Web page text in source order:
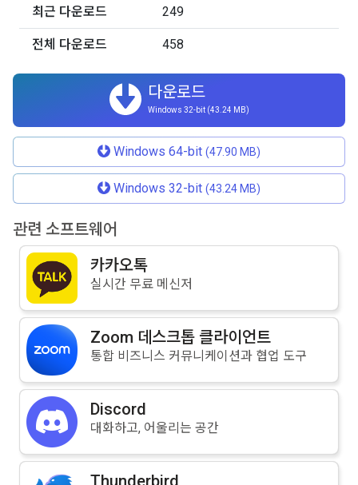
최근 다운로드 249
전체 다운로드 458
다운로드
Windows 32-bit (43.24 MB)
Windows 64-bit (47.90 MB)
Windows 32-bit (43.24 MB)
관련 소프트웨어
카카오톡
실시간 무료 메신저
Zoom 데스크톱 클라이언트
통합 비즈니스 커뮤니케이션과 협업 도구
Discord
대화하고, 어울리는 공간